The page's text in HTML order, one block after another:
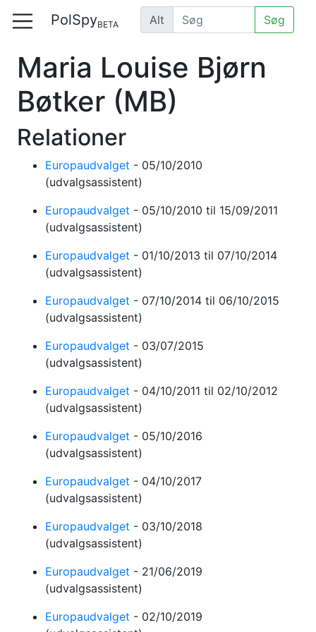
PolSpyBETA Alt Søg
Maria Louise Bjørn
Bøtker (MB)
Relationer
Europaudvalget - 05/10/2010
(udvalgsassistent)
Europaudvalget - 05/10/2010 til 15/09/2011
(udvalgsassistent)
Europaudvalget - 01/10/2013 til 07/10/2014
(udvalgsassistent)
Europaudvalget - 07/10/2014 til 06/10/2015
(udvalgsassistent)
Europaudvalget - 03/07/2015
(udvalgsassistent)
Europaudvalget - 04/10/2011 til 02/10/2012
(udvalgsassistent)
Europaudvalget - 05/10/2016
(udvalgsassistent)
Europaudvalget - 04/10/2017
(udvalgsassistent)
Europaudvalget - 03/10/2018
(udvalgsassistent)
Europaudvalget - 21/06/2019
(udvalgsassistent)
Europaudvalget - 02/10/2019